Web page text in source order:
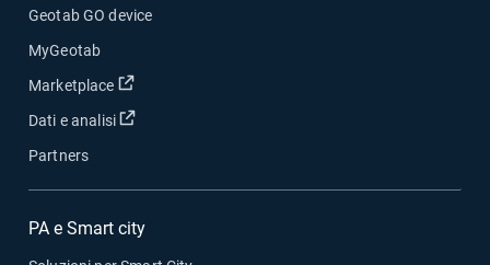
Geotab GO device
MyGeotab
Marketplace
Apri in una nuova finestra
Dati e analisi Apri in una nuova finestra
Partners
PA e Smart city